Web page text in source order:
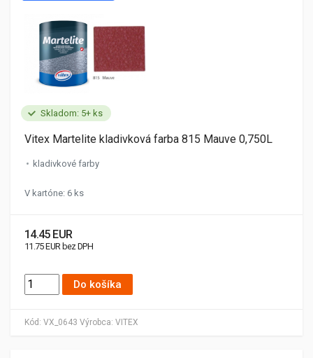
Skladom: 5+ ks
Kód: VX_0643 Výrobca: VITEX
Vitex Martelite kladivková farba 815 Mauve 0,750L
kladivkové farby
V kartóne: 6 ks
14.45 EUR
11.75 EUR bez DPH
Do košíka